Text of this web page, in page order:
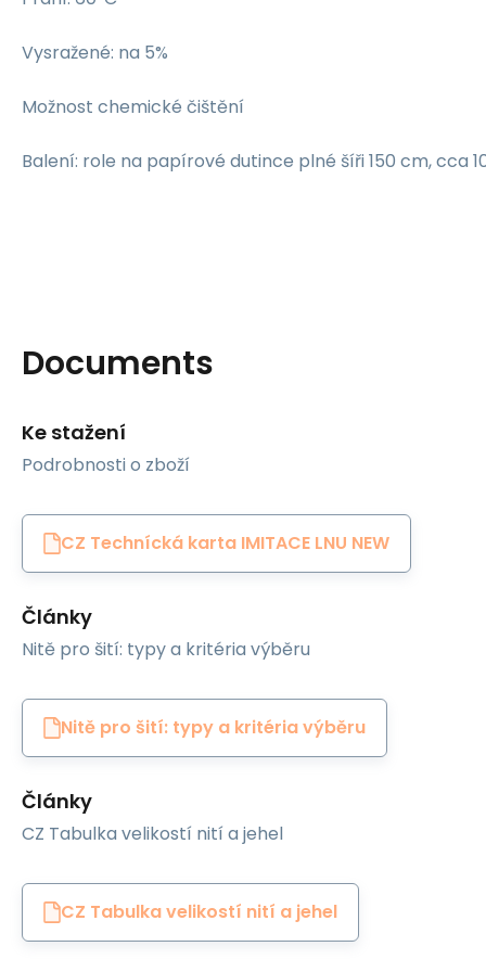
Vysražené: na 5%
Možnost chemické čištění
Balení: role na papírové dutince plné šíři 150 cm, cca
Documents
Ke stažení
Podrobnosti o zboží
CZ Technícká karta IMITACE LNU NEW
Články
Nitě pro šití: typy a kritéria výběru
Nitě pro šití: typy a kritéria výběru
Články
CZ Tabulka velikostí nití a jehel
CZ Tabulka velikostí nití a jehel